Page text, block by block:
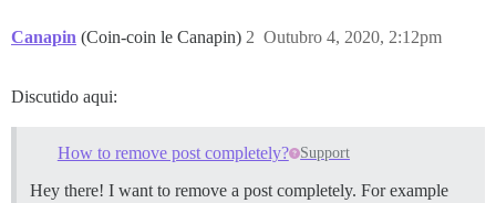
Canapin (Coin-coin le Canapin) Outubro 4, 2020, 2:12pm
2
Discutido aqui:
How to remove post completely? Support
Hey there! I want to remove a post completely. For example